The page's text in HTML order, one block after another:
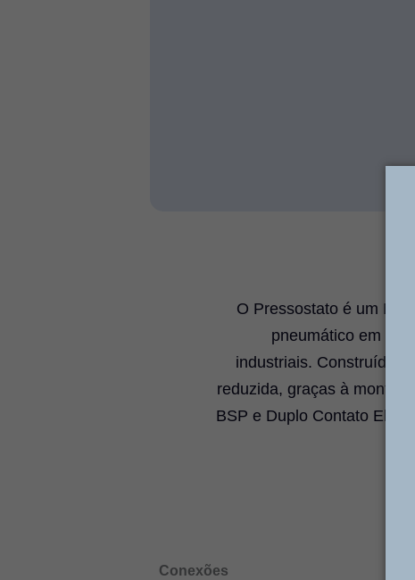
O Pressostato é um
pneumático em
industriais. Construído
reduzida, graças à
BSP e Duplo Contato
Conexões